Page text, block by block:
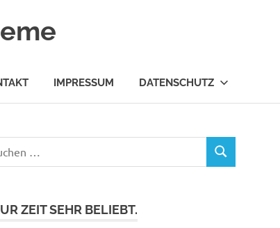
IMPRESSUM DATENSCHUTZ
ZEIT SEHR BELIEBT.